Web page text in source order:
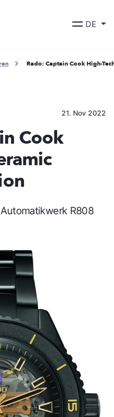
DE
Rado: Captain Cook High-
21. Nov 2022
Cook
R808